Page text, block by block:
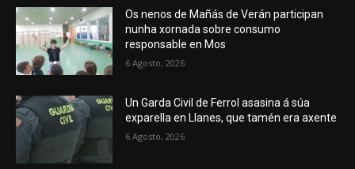
Os nenos de Mañás de Verán participan
nunha xornada sobre consumo
responsable en Mos
6 Agosto, 2026
Un Garda Civil de Ferrol asasina á súa
exparella en Llanes, que tamén era axente
6 Agosto, 2026